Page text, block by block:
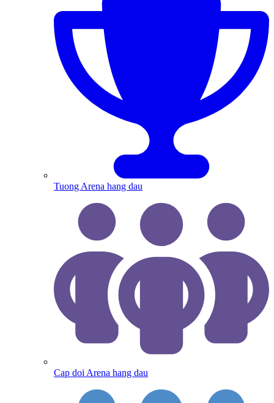
Tuong Arena hang dau
Cap doi Arena hang dau